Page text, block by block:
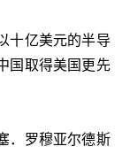
十亿美元的半导
国取得美国更先
．罗穆亚尔德斯